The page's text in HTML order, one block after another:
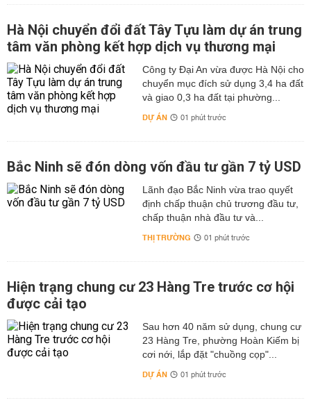
Hà Nội chuyển đổi đất Tây Tựu làm dự án trung
tâm văn phòng kết hợp dịch vụ thương mại
Công ty Đại An vừa được Hà Nội cho
chuyển mục đích sử dụng 3,4 ha đất
và giao 0,3 ha đất tại phường...
DỰ ÁN 01 phút trước
Bắc Ninh sẽ đón dòng vốn đầu tư gần 7 tỷ USD
Lãnh đạo Bắc Ninh vừa trao quyết
định chấp thuận chủ trương đầu tư,
chấp thuận nhà đầu tư và...
THỊ TRƯỜNG 01 phút trước
Hiện trạng chung cư 23 Hàng Tre trước cơ hội
được cải tạo
Sau hơn 40 năm sử dụng, chung cư
23 Hàng Tre, phường Hoàn Kiếm bị
cơi nới, lắp đặt "chuồng cọp"...
DỰ ÁN 01 phút trước